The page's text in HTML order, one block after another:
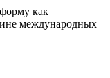
как
международных